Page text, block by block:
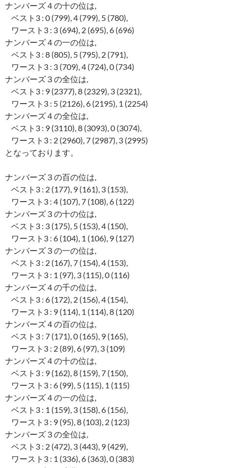
ナンバーズ４の十の位は,
ベスト3 : 0 (799), 4 (799), 5 (780),
ワースト3 : 3 (694), 2 (695), 6 (696)
ナンバーズ４の一の位は,
ベスト3 : 8 (805), 5 (795), 2 (791),
ワースト3 : 3 (709), 4 (724), 0 (734)
ナンバーズ３の全位は,
ベスト3 : 9 (2377), 8 (2329), 3 (2321),
ワースト3 : 5 (2126), 6 (2195), 1 (2254)
ナンバーズ４の全位は,
ベスト3 : 9 (3110), 8 (3093), 0 (3074),
ワースト3 : 2 (2960), 7 (2987), 3 (2995)
となっております。
ナンバーズ３の百の位は,
ベスト3 : 2 (177), 9 (161), 3 (153),
ワースト3 : 4 (107), 7 (108), 6 (122)
ナンバーズ３の十の位は,
ベスト3 : 3 (175), 5 (153), 4 (150),
ワースト3 : 6 (104), 1 (106), 9 (127)
ナンバーズ３の一の位は,
ベスト3 : 2 (167), 7 (154), 4 (153),
ワースト3 : 1 (97), 3 (115), 0 (116)
ナンバーズ４の千の位は,
ベスト3 : 6 (172), 2 (156), 4 (154),
ワースト3 : 9 (114), 1 (114), 8 (120)
ナンバーズ４の百の位は,
ベスト3 : 7 (171), 0 (165), 9 (165),
ワースト3 : 2 (89), 6 (97), 3 (109)
ナンバーズ４の十の位は,
ベスト3 : 9 (162), 8 (159), 7 (150),
ワースト3 : 6 (99), 5 (115), 1 (115)
ナンバーズ４の一の位は,
ベスト3 : 1 (159), 3 (158), 6 (156),
ワースト3 : 9 (95), 8 (103), 2 (123)
ナンバーズ３の全位は,
ベスト3 : 2 (472), 3 (443), 9 (429),
ワースト3 : 1 (336), 6 (363), 0 (383)